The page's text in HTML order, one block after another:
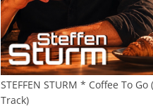
STEFFEN STURM * Coffee To
Track)